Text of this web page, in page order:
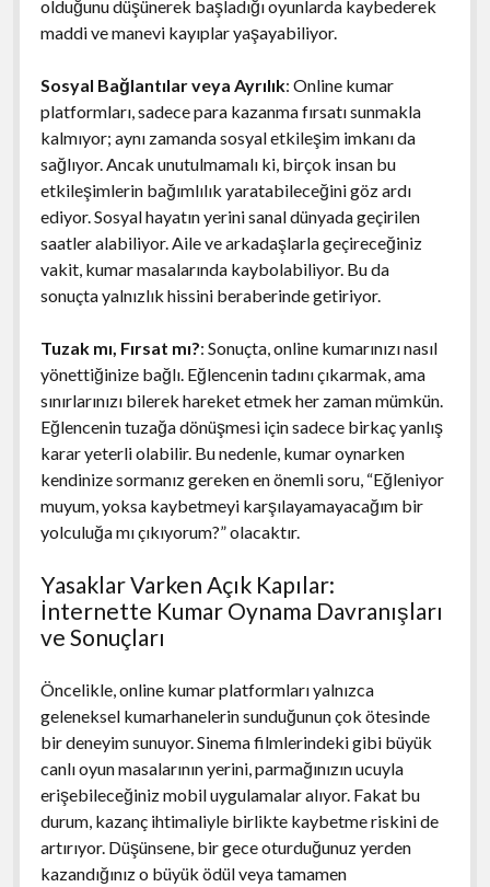
olduğunu düşünerek başladığı oyunlarda kaybederek
maddi ve manevi kayıplar yaşayabiliyor.
Sosyal Bağlantılar veya Ayrılık: Online kumar
platformları, sadece para kazanma fırsatı sunmakla
kalmıyor; aynı zamanda sosyal etkileşim imkanı da
sağlıyor. Ancak unutulmamalı ki, birçok insan bu
etkileşimlerin bağımlılık yaratabileceğini göz ardı
ediyor. Sosyal hayatın yerini sanal dünyada geçirilen
saatler alabiliyor. Aile ve arkadaşlarla geçireceğiniz
vakit, kumar masalarında kaybolabiliyor. Bu da
sonuçta yalnızlık hissini beraberinde getiriyor.
Tuzak mı, Fırsat mı?: Sonuçta, online kumarınızı nasıl
yönettiğinize bağlı. Eğlencenin tadını çıkarmak, ama
sınırlarınızı bilerek hareket etmek her zaman mümkün.
Eğlencenin tuzağa dönüşmesi için sadece birkaç yanlış
karar yeterli olabilir. Bu nedenle, kumar oynarken
kendinize sormanız gereken en önemli soru, “Eğleniyor
muyum, yoksa kaybetmeyi karşılayamayacağım bir
yolculuğa mı çıkıyorum?” olacaktır.
Yasaklar Varken Açık Kapılar:
İnternette Kumar Oynama Davranışları
ve Sonuçları
Öncelikle, online kumar platformları yalnızca
geleneksel kumarhanelerin sunduğunun çok ötesinde
bir deneyim sunuyor. Sinema filmlerindeki gibi büyük
canlı oyun masalarının yerini, parmağınızın ucuyla
erişebileceğiniz mobil uygulamalar alıyor. Fakat bu
durum, kazanç ihtimaliyle birlikte kaybetme riskini de
artırıyor. Düşünsene, bir gece oturduğunuz yerden
kazandığınız o büyük ödül veya tamamen